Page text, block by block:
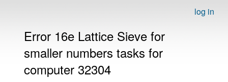
log in
Error 16e Lattice Sieve for
smaller numbers tasks for
computer 32304